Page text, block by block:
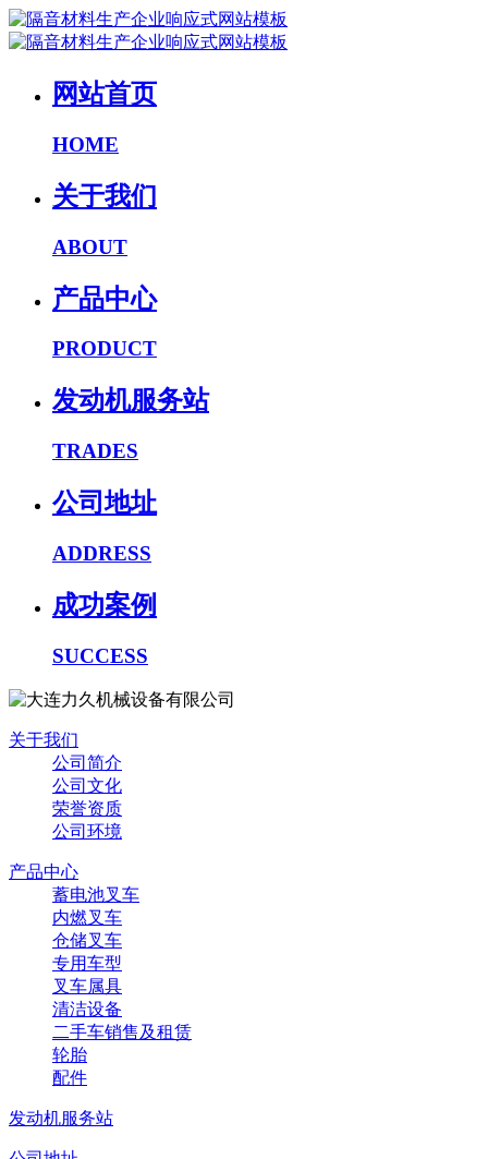
网站首页
HOME
关于我们
ABOUT
产品中心
PRODUCT
发动机服务站
TRADES
公司地址
ADDRESS
成功案例
SUCCESS
关于我们
公司简介
公司文化
荣誉资质
公司环境
产品中心
蓄电池叉车
内燃叉车
仓储叉车
专用车型
叉车属具
清洁设备
二手车销售及租赁
轮胎
配件
发动机服务站